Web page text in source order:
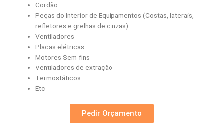
Cordão
Peças do Interior de Equipamentos (Costas, laterais,
refletores e grelhas de cinzas)
Ventiladores
Placas elétricas
Motores Sem-fins
Ventiladores de extração
Termostáticos
Etc
Pedir Orçamento